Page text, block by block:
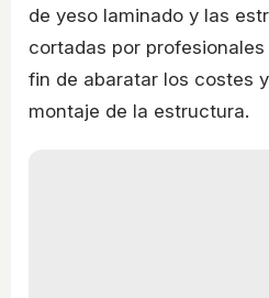
de yeso laminado y las
cortadas por profesionales
fin de abaratar los costes
montaje de la estructura.